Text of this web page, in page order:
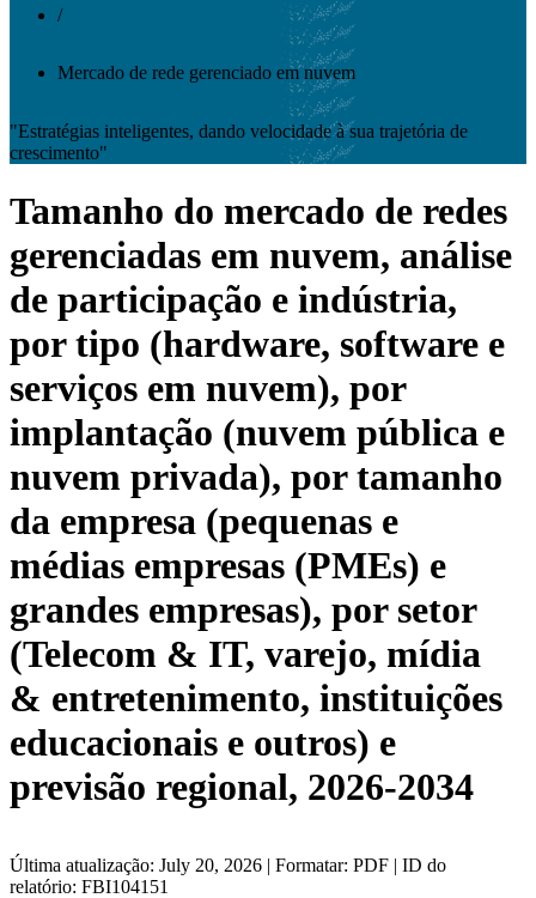
/
Mercado de rede gerenciado em nuvem
"Estratégias inteligentes, dando velocidade à sua trajetória de
crescimento"
Tamanho do mercado de redes
gerenciadas em nuvem, análise
de participação e indústria,
por tipo (hardware, software e
serviços em nuvem), por
implantação (nuvem pública e
nuvem privada), por tamanho
da empresa (pequenas e
médias empresas (PMEs) e
grandes empresas), por setor
(Telecom & IT, varejo, mídia
& entretenimento, instituições
educacionais e outros) e
previsão regional, 2026-2034
Última atualização: July 20, 2026 | Formatar: PDF | ID do
relatório: FBI104151